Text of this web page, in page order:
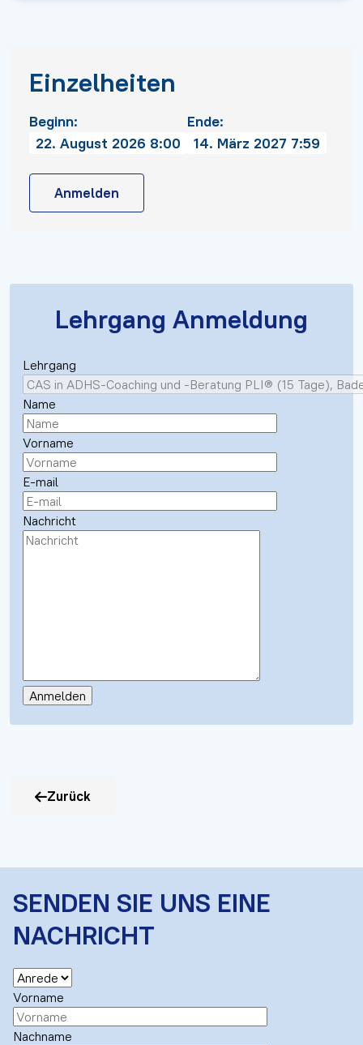
Einzelheiten
Beginn:
22. August 2026 8:00
Ende:
14. März 2027 7:59
Anmelden
Lehrgang Anmeldung
Lehrgang
Name
Vorname
E-mail
Nachricht
Zurück
SENDEN SIE UNS EINE
NACHRICHT
Vorname
Nachname